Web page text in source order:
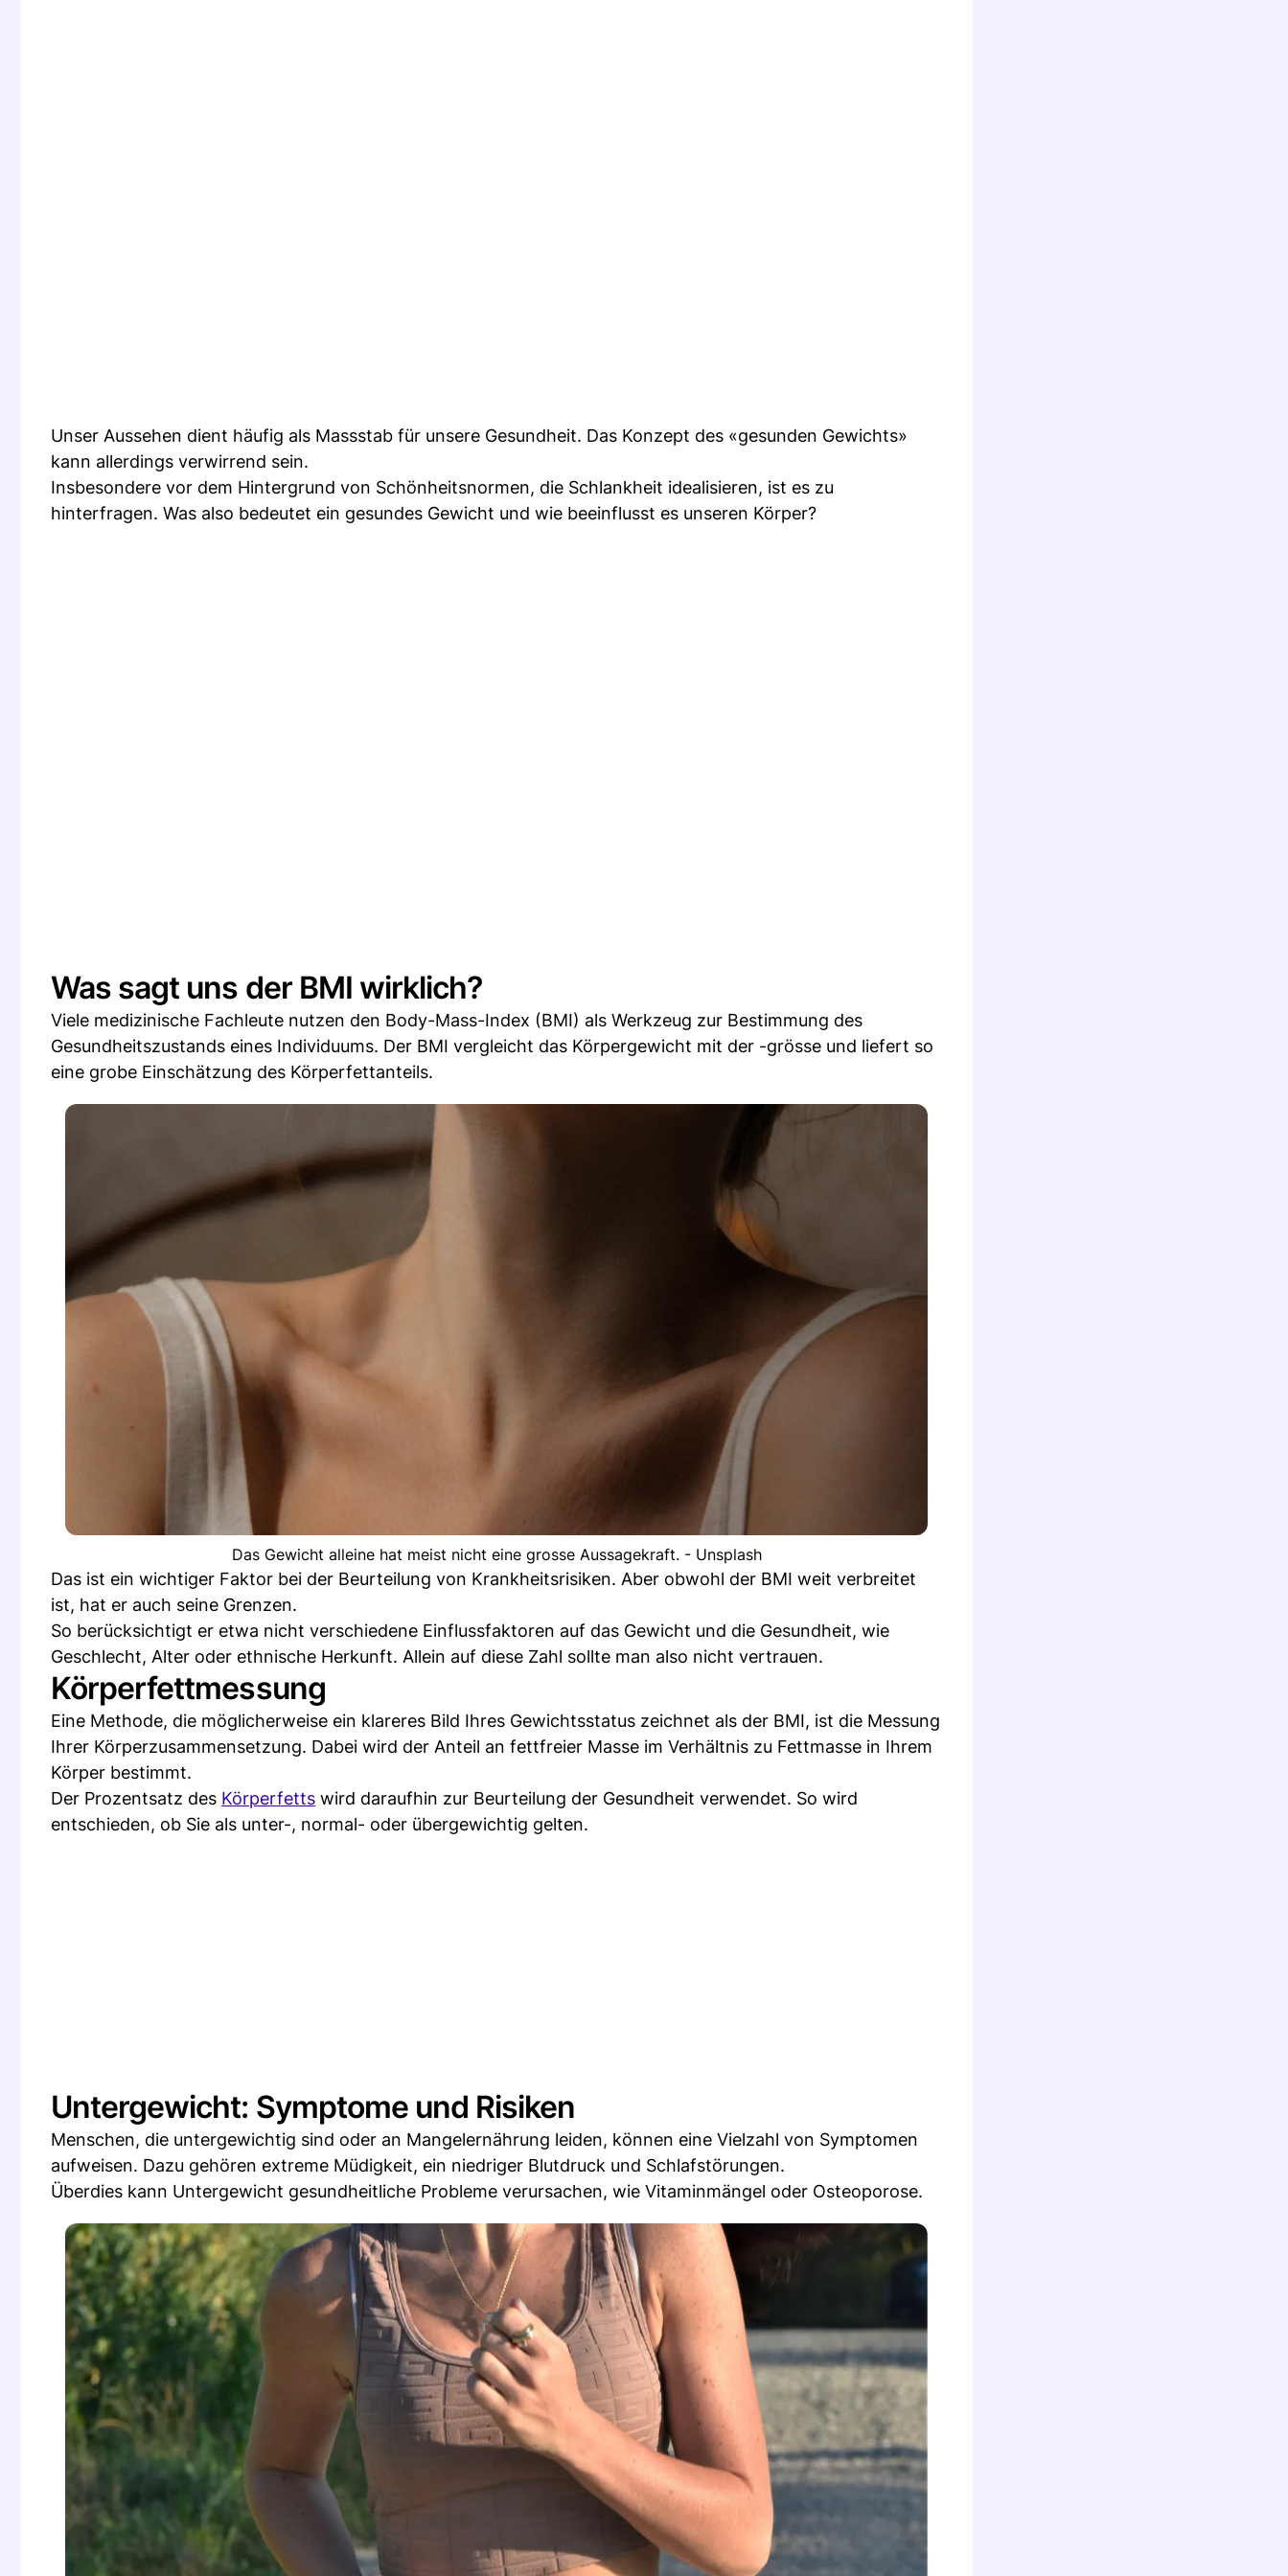
Unser Aussehen dient häufig als Massstab für unsere Gesundheit. Das Konzept des «gesunden Gewichts»
kann allerdings verwirrend sein.
Insbesondere vor dem Hintergrund von Schönheitsnormen, die Schlankheit idealisieren, ist es zu
hinterfragen. Was also bedeutet ein gesundes Gewicht und wie beeinflusst es unseren Körper?
Was sagt uns der BMI wirklich?
Viele medizinische Fachleute nutzen den Body-Mass-Index (BMI) als Werkzeug zur Bestimmung des
Gesundheitszustands eines Individuums. Der BMI vergleicht das Körpergewicht mit der -grösse und liefert so
eine grobe Einschätzung des Körperfettanteils.
Das Gewicht alleine hat meist nicht eine grosse Aussagekraft. - Unsplash
Das ist ein wichtiger Faktor bei der Beurteilung von Krankheitsrisiken. Aber obwohl der BMI weit verbreitet
ist, hat er auch seine Grenzen.
So berücksichtigt er etwa nicht verschiedene Einflussfaktoren auf das Gewicht und die Gesundheit, wie
Geschlecht, Alter oder ethnische Herkunft. Allein auf diese Zahl sollte man also nicht vertrauen.
Körperfettmessung
Eine Methode, die möglicherweise ein klareres Bild Ihres Gewichtsstatus zeichnet als der BMI, ist die Messung
Ihrer Körperzusammensetzung. Dabei wird der Anteil an fettfreier Masse im Verhältnis zu Fettmasse in Ihrem
Körper bestimmt.
Der Prozentsatz des Körperfetts wird daraufhin zur Beurteilung der Gesundheit verwendet. So wird
entschieden, ob Sie als unter-, normal- oder übergewichtig gelten.
Untergewicht: Symptome und Risiken
Menschen, die untergewichtig sind oder an Mangelernährung leiden, können eine Vielzahl von Symptomen
aufweisen. Dazu gehören extreme Müdigkeit, ein niedriger Blutdruck und Schlafstörungen.
Überdies kann Untergewicht gesundheitliche Probleme verursachen, wie Vitaminmängel oder Osteoporose.